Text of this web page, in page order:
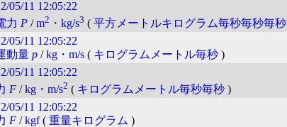
05/11 12:05:22
力 P /m2 ・kg/s3 ( 平方メートルキログラム毎秒毎秒毎秒
05/11 12:05:22
動量 p /kg・m/s ( キログラムメートル毎秒 )
05/11 12:05:22
F /kg・m/s2 ( キログラムメートル毎秒毎秒 )
05/11 12:05:22
F /kgf( 重量キログラム )